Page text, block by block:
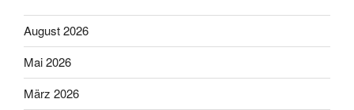
August 2026
Mai 2026
März 2026